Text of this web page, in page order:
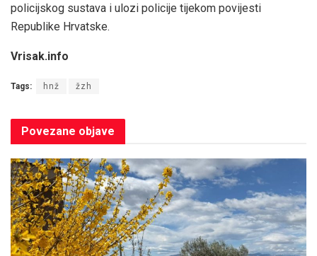
policijskog sustava i ulozi policije tijekom povijesti
Republike Hrvatske.
Vrisak.info
Tags: hnž žzh
Povezane objave